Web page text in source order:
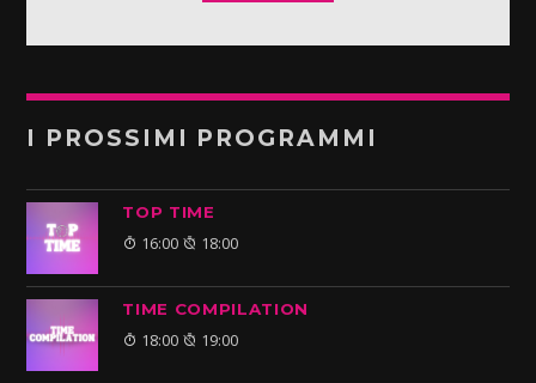
I PROSSIMI PROGRAMMI
TOP TIME
16:00 18:00
TIME COMPILATION
18:00 19:00